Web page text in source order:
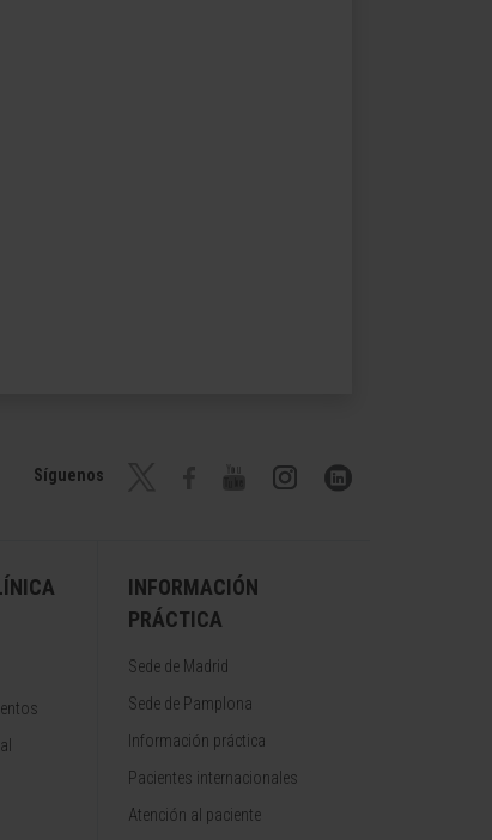
Síguenos
INFORMACIÓN
PRÁCTICA
Sede de Madrid
Sede de Pamplona
Información práctica
Pacientes internacionales
Atención al paciente